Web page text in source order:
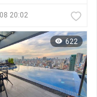
20:02
622